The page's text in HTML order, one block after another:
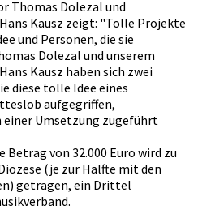
Thomas Dolezal und
Kausz zeigt: "Tolle Projekte
und Personen, die sie
Dolezal und unserem
Kausz haben sich zwei
diese tolle Idee eines
aufgegriffen,
Umsetzung zugeführt
von 32.000 Euro wird zu
(je zur Hälfte mit den
getragen, ein Drittel